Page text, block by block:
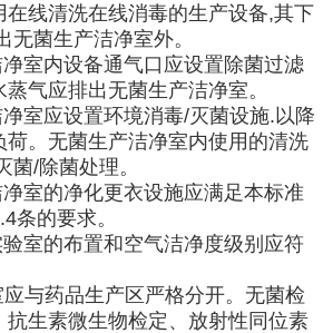
在线清洗在线消毒的生产设备,其下
无菌生产洁净室外。
室内设备通气口应设置除菌过滤
气应排出无菌生产洁净室。
室应设置环境消毒/灭菌设施.以降
荷。无菌生产洁净室内使用的清洗
菌/除菌处理。
室的净化更衣设施应满足本标准
条的要求。
室的布置和空气洁净度级别应符
与药品生产区严格分开。无菌检
抗生素微生物检定、放射性同位素